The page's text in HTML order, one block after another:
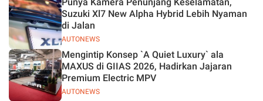
AUTONEWS
Suzuki Xl7 New Alpha Hybrid Lebih Nyaman
di Jalan
AUTONEWS
Mengintip Konsep `A Quiet Luxury` ala
MAXUS di GIIAS 2026, Hadirkan Jajaran
Premium Electric MPV